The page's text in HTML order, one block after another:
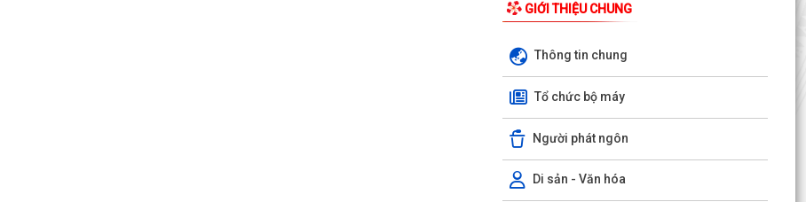
GIỚI THIỆU CHUNG
Thông tin chung
Tổ chức bộ máy
Người phát ngôn
Di sản - Văn hóa
PHƯỜNG NGÔ QUYỀN THÔNG TIN VỀ VỤ CHÁY
TẠI ĐƯỜNG TRẦN KHÁNH DƯ
DANH SÁCH ĐĂNG KÝ KINH DOANH THÁNG